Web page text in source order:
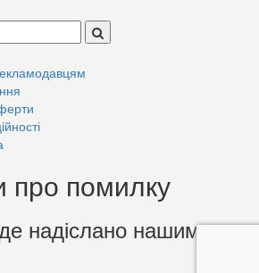
про помилку
надіслано нашим